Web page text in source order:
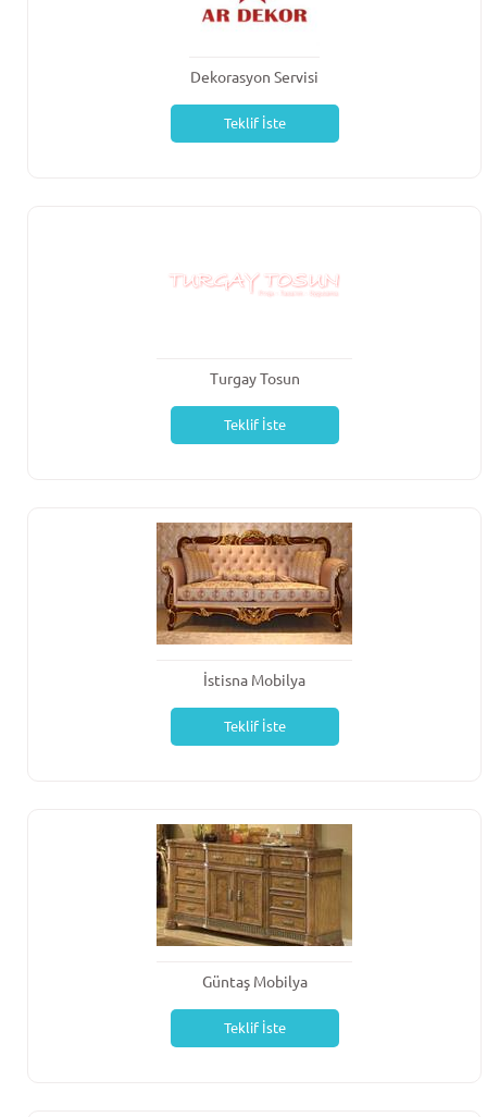
Dekorasyon Servisi
Teklif İste
Turgay Tosun
Teklif İste
İstisna Mobilya
Teklif İste
Güntaş Mobilya
Teklif İste